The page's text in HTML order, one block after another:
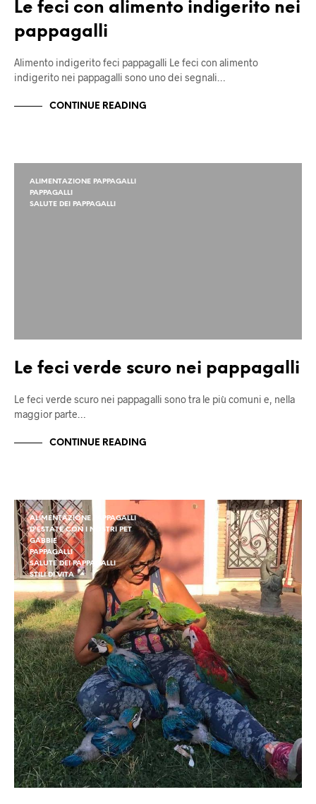
Le feci con alimento indigerito nei
pappagalli
Alimento indigerito feci pappagalli Le feci con alimento
indigerito nei pappagalli sono uno dei segnali…
CONTINUE READING
ALIMENTAZIONE PAPPAGALLI
PAPPAGALLI
SALUTE DEI PAPPAGALLI
Le feci verde scuro nei pappagalli
Le feci verde scuro nei pappagalli sono tra le più comuni e, nella
maggior parte…
CONTINUE READING
ALIMENTAZIONE PAPPAGALLI
D'ESTATE CON I NOSTRI PET
GABBIE
PAPPAGALLI
SALUTE DEI PAPPAGALLI
STILI DI VITA